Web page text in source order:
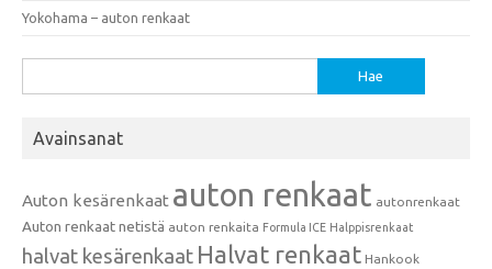
Yokohama – auton renkaat
Avainsanat
Auton kesärenkaat auton renkaat autonrenkaat
Auton renkaat netistä auton renkaita Formula ICE Halppisrenkaat
halvat kesärenkaat Halvat renkaat Hankook